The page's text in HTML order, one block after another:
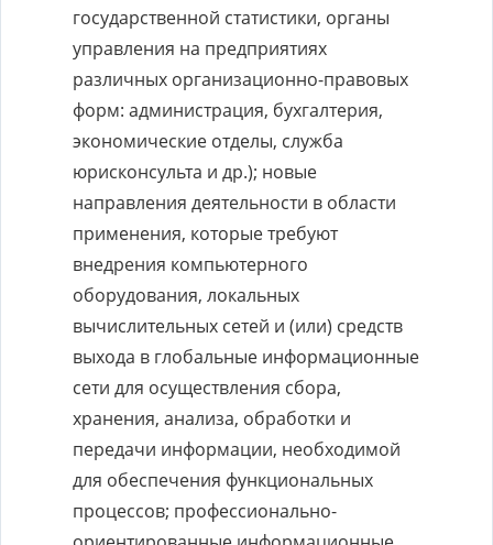
государственной статистики, органы
управления на предприятиях
различных организационно-правовых
форм: администрация, бухгалтерия,
экономические отделы, служба
юрисконсульта и др.); новые
направления деятельности в области
применения, которые требуют
внедрения компьютерного
оборудования, локальных
вычислительных сетей и (или) средств
выхода в глобальные информационные
сети для осуществления сбора,
хранения, анализа, обработки и
передачи информации, необходимой
для обеспечения функциональных
процессов; профессионально-